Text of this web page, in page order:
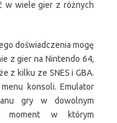
w wiele gier z różnych
doświadczenia mogę
z gier na Nintendo 64,
z kilku ze SNES i GBA.
konsoli. Emulator
gry w dowolnym
moment w którym